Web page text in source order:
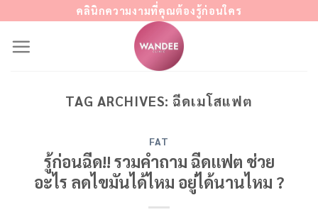
content
คลินิกความงามที่คุณต้องรู้ก่อนใคร
TAG ARCHIVES: ฉีดเมโสแฟต
FAT
รู้ก่อนฉีด!! รวมคำถาม ฉีดแฟต ช่วย
อะไร ลดไขมันได้ไหม อยู่ได้นานไหม ?